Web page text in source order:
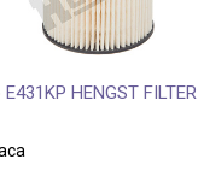
HENGST FILTER